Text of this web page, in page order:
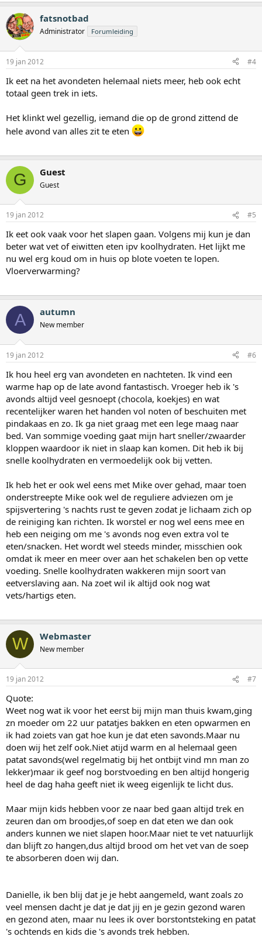
fatsnotbad
Administrator Forumleiding
19 jan 2012 #4
Ik eet na het avondeten helemaal niets meer, heb ook echt
totaal geen trek in iets.
Het klinkt wel gezellig, iemand die op de grond zittend de
hele avond van alles zit te eten
G Guest
Guest
19 jan 2012 #5
Ik eet ook vaak voor het slapen gaan. Volgens mij kun je dan
beter wat vet of eiwitten eten ipv koolhydraten. Het lijkt me
nu wel erg koud om in huis op blote voeten te lopen.
Vloerverwarming?
A autumn
New member
19 jan 2012 #6
Ik hou heel erg van avondeten en nachteten. Ik vind een
warme hap op de late avond fantastisch. Vroeger heb ik 's
avonds altijd veel gesnoept (chocola, koekjes) en wat
recentelijker waren het handen vol noten of beschuiten met
pindakaas en zo. Ik ga niet graag met een lege maag naar
bed. Van sommige voeding gaat mijn hart sneller/zwaarder
kloppen waardoor ik niet in slaap kan komen. Dit heb ik bij
snelle koolhydraten en vermoedelijk ook bij vetten.
Ik heb het er ook wel eens met Mike over gehad, maar toen
onderstreepte Mike ook wel de reguliere adviezen om je
spijsvertering 's nachts rust te geven zodat je lichaam zich op
de reiniging kan richten. Ik worstel er nog wel eens mee en
heb een neiging om me 's avonds nog even extra vol te
eten/snacken. Het wordt wel steeds minder, misschien ook
omdat ik meer en meer over aan het schakelen ben op vette
voeding. Snelle koolhydraten wakkeren mijn soort van
eetverslaving aan. Na zoet wil ik altijd ook nog wat
vets/hartigs eten.
W Webmaster
New member
19 jan 2012 #7
Quote:
Weet nog wat ik voor het eerst bij mijn man thuis kwam,ging
zn moeder om 22 uur patatjes bakken en eten opwarmen en
ik had zoiets van gat hoe kun je dat eten savonds.Maar nu
doen wij het zelf ook.Niet atijd warm en al helemaal geen
patat savonds(wel regelmatig bij het ontbijt vind mn man zo
lekker)maar ik geef nog borstvoeding en ben altijd hongerig
heel de dag haha geeft niet ik weeg eigenlijk te licht dus.
Maar mijn kids hebben voor ze naar bed gaan altijd trek en
zeuren dan om broodjes,of soep en dat eten we dan ook
anders kunnen we niet slapen hoor.Maar niet te vet natuurlijk
dan blijft zo hangen,dus altijd brood om het vet van de soep
te absorberen doen wij dan.
Danielle, ik ben blij dat je je hebt aangemeld, want zoals zo
veel mensen dacht je dat je dat jij en je gezin gezond waren
en gezond aten, maar nu lees ik over borstontsteking en patat
's ochtends en kids die 's avonds trek hebben.